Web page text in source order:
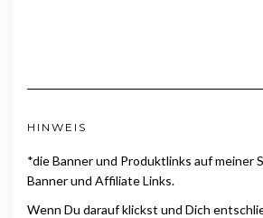
HINWEIS
*die Banner und Produktlinks auf meiner
Banner und Affiliate Links.
Wenn Du darauf klickst und Dich